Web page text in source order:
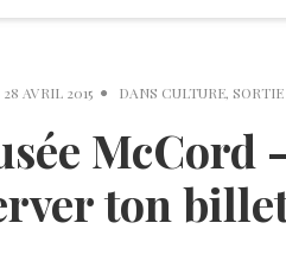
28 AVRIL 2015 DANS CULTURE,
McCord
ton